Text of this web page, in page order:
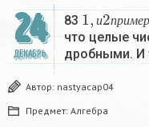
24
ДЕКАБРЬ
83 и п р име р
1,и2п рим
что целые
дробными. И
Автор: nastyacap04
Предмет: Алгебра